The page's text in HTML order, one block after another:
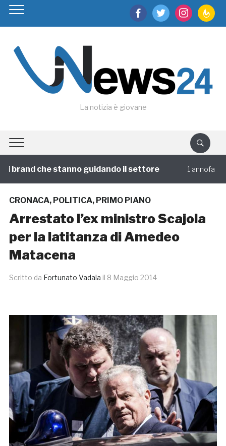
facebooktwitter instagram
La notizia è giovane
che stanno guidando il settore 1 annofa
CRONACA, POLITICA, PRIMO PIANO
Arrestato l’ex ministro Scajola
per la latitanza di Amedeo
Matacena
Scritto da Fortunato Vadala il 8 Maggio 2014